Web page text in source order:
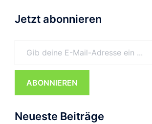
Jetzt abonnieren
Gib deine E-Mail-Adresse ein ...
ABONNIEREN
Neueste Beiträge